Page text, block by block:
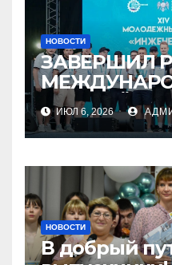
НОВОСТИ
ЗАВЕРШИЛ
«ИНЖЕНЕРЫ
2026»
ИЮЛ 6, 2026
НОВОСТИ
В добрый